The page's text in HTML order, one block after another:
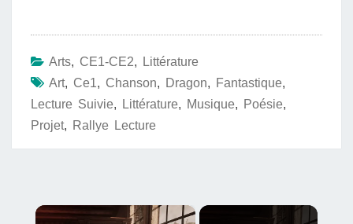
Arts, CE1-CE2,
Littérature
Art, Ce1, Chanson, Dragon, Fantastique,
Lecture Suivie, Littérature, Musique, Poésie,
Projet, Rallye Lecture
×